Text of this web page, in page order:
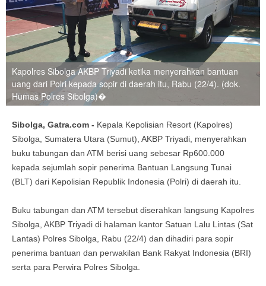
Kapolres Sibolga AKBP Triyadi ketika menyerahkan bantuan
uang dari Polri kepada sopir di daerah itu, Rabu (22/4). (dok.
Humas Polres Sibolga)�
Sibolga, Gatra.com - Kepala Kepolisian Resort (Kapolres)
Sibolga, Sumatera Utara (Sumut), AKBP Triyadi, menyerahkan
buku tabungan dan ATM berisi uang sebesar Rp600.000
kepada sejumlah sopir penerima Bantuan Langsung Tunai
(BLT) dari Kepolisian Republik Indonesia (Polri) di daerah itu.
Buku tabungan dan ATM tersebut diserahkan langsung Kapolres
Sibolga, AKBP Triyadi di halaman kantor Satuan Lalu Lintas (Sat
Lantas) Polres Sibolga, Rabu (22/4) dan dihadiri para sopir
penerima bantuan dan perwakilan Bank Rakyat Indonesia (BRI)
serta para Perwira Polres Sibolga.